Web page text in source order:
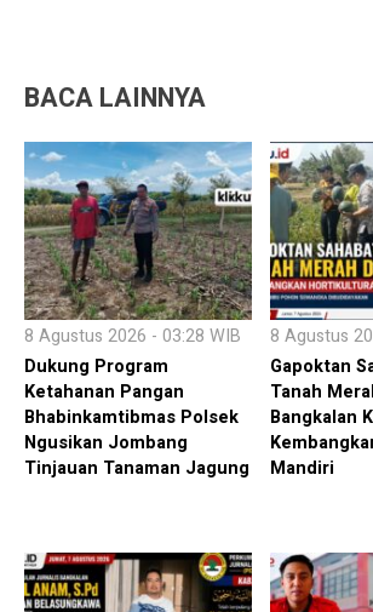
BACA LAINNYA
8 Agustus 2026 - 03:28 WIB
Dukung Program
Ketahanan Pangan
Bhabinkamtibmas Polsek
Ngusikan Jombang
Tinjauan Tanaman Jagung
8 Agustus
Gapoktan
Tanah
Bangkalan
Mandiri